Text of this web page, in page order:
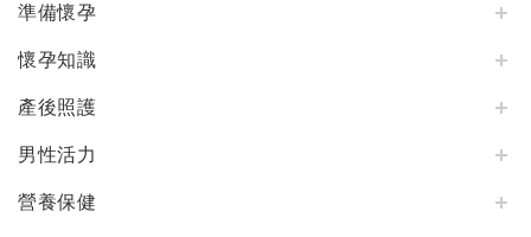
準備懷孕
懷孕知識
產後照護
男性活力
營養保健